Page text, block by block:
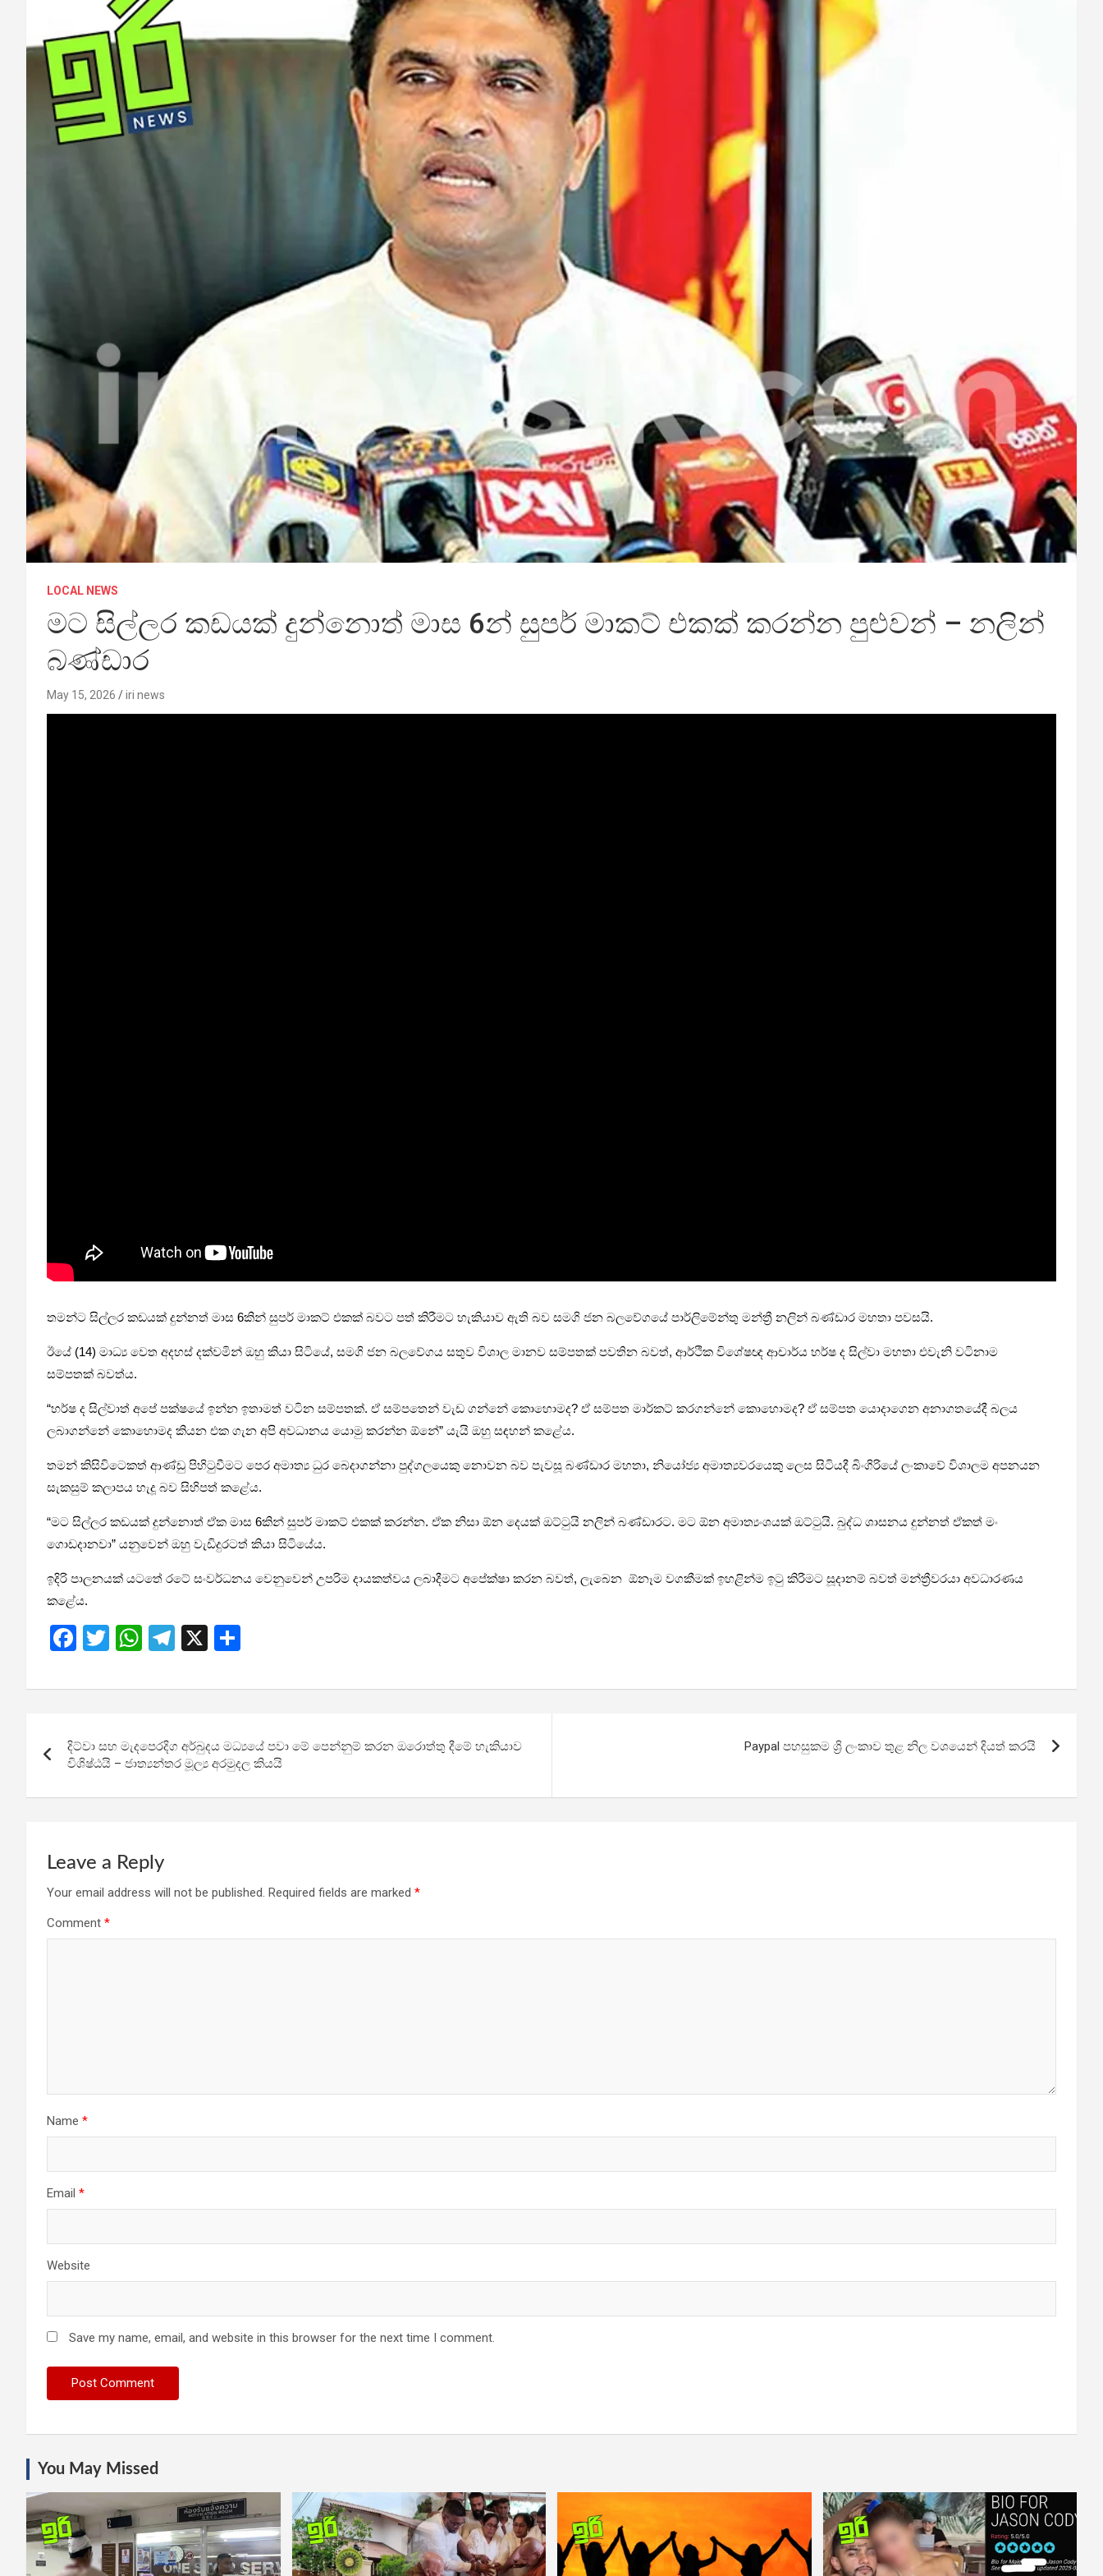
LOCAL NEWS
මට සිල්ලර කඩයක් දුන්නොත් මාස 6න් සුපර් මාකට් එකක් කරන්න පුළුවන් – නලින්
බණ්ඩාර
May 15, 2026 iri news
තමන්ට සිල්ලර කඩයක් දුන්නත් මාස 6කින් සුපර් මාකට් එකක් බවට පත් කිරීමට හැකියාව ඇති බව සමගි ජන බලවේගයේ පාර්ලිමේන්තු මන්ත්‍රී නලින් බණ්ඩාර මහතා පවසයි.
ඊයේ (14) මාධ්‍ය වෙත අදහස් දක්වමින් ඔහු කියා සිටියේ, සමගි ජන බලවේගය සතුව විශාල මානව සම්පතක් පවතින බවත්, ආර්ථික විශේෂඥ ආචාර්ය හර්ෂ ද සිල්වා මහතා එවැනි වටිනාම
සම්පතක් බවත්ය.
“හර්ෂ ද සිල්වාත් අපේ පක්ෂයේ ඉන්න ඉතාමත් වටින සම්පතක්. ඒ සම්පතෙන් වැඩ ගන්නේ කොහොමද? ඒ සම්පත මාර්කට් කරගන්නේ කොහොමද? ඒ සම්පත යොදාගෙන අනාගතයේදී බලය
ලබාගන්නේ කොහොමද කියන එක ගැන අපි අවධානය යොමු කරන්න ඕනේ” යැයි ඔහු සඳහන් කළේය.
තමන් කිසිවිටෙකත් ආණ්ඩු පිහිටුවීමට පෙර අමාත්‍ය ධුර බෙදාගන්නා පුද්ගලයෙකු නොවන බව පැවසූ බණ්ඩාර මහතා, නියෝජ්‍ය අමාත්‍යවරයෙකු ලෙස සිටියදී බිංගිරියේ ලංකාවේ විශාලම අපනයන
සැකසුම් කලාපය හැදූ බව සිහිපත් කළේය.
“මට සිල්ලර කඩයක් දුන්නොත් ඒක මාස 6කින් සුපර් මාකට් එකක් කරන්න. ඒක නිසා ඕන දෙයක් ඔට්ටුයි නලින් බණ්ඩාරට. මට ඕන අමාත්‍යංශයක් ඔට්ටුයි. බුද්ධ ශාසනය දුන්නත් ඒකත් මං
ගොඩදානවා” යනුවෙන් ඔහු වැඩිදුරටත් කියා සිටියේය.
ඉදිරි පාලනයක් යටතේ රටේ සංවර්ධනය වෙනුවෙන් උපරිම දායකත්වය ලබාදීමට අපේක්ෂා කරන බවත්, ලැබෙන ඕනෑම වගකීමක් ඉහළින්ම ඉටු කිරීමට සූදානම් බවත් මන්ත්‍රීවරයා අවධාරණය
කළේය.
F
ce
o
o
k
T
tt
W
at
A
p
p
T
e
a
m
X
ar
navigation
දිට්වා සහ මැදපෙරදිග අර්බුදය මධ්‍යයේ පවා මේ පෙන්නුම් කරන ඔරොත්තු දීමේ හැකියාව
විශිෂ්ඨයි – ජාත්‍යන්තර මූල්‍ය අරමුදල කියයි
Paypal පහසුකම ශ්‍රි ලංකාව තුළ නිල වශයෙන් දියත් කරයි
Leave a Reply
Your email address will not be published. Required fields are marked *
Comment *
Name *
Email *
Website
Save my name, email, and website in this browser for the next time I comment.
You May Missed